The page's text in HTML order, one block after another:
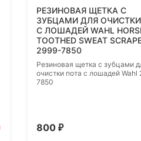
РЕЗИНОВАЯ ЩЕТКА С
ЗУБЦАМИ ДЛЯ
С ЛОШАДЕЙ WAHL
TOOTHED SWEAT
2999-7850
Резиновая щетка с зубцами
очистки пота с лошадей Wahl
7850
800 ₽